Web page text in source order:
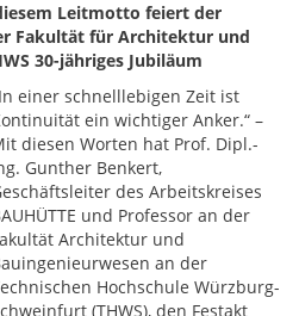
Leitmotto feiert der
Fakultät für Architektur und
30-jähriges Jubiläum
einer schnelllebigen Zeit ist
ein wichtiger Anker.“ –
diesen Worten hat Prof. Dipl.-
Gunther Benkert,
des Arbeitskreises
und Professor an der
Architektur und
an der
Hochschule Würzburg-
(THWS), den Festakt